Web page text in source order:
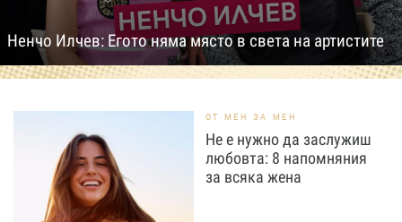
Ненчо Илчев: Егото няма място в света на артистите
ОТ МЕН ЗА МЕН
Не е нужно да заслужиш
любовта: 8 напомняния
за всяка жена